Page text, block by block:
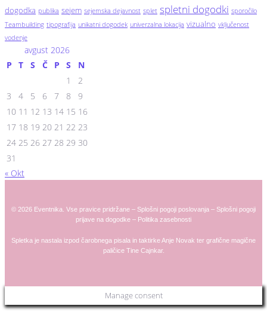
dogodka publika sejem sejemska dejavnost splet spletni dogodki sporočilo
Teambuilding tipografija unikatni dogodek univerzalna lokacija vizualno vključenost
vodenje
avgust 2026
P
T S Č P S
N
1
2
3
4 5 6 7 8
9
10 11 12 13 14 15 16
17 18 19 20 21 22 23
24 25 26 27 28 29 30
31
« Okt
© 2026 Eventnika. Vse pravice pridržane – Splošni pogoji poslovanja – Splošni pogoji
prijave na dogodke – Politika zasebnosti
Spletka je nastala izpod čarobnega pisala in taktirkeAnje Novak ter grafične magične
paličice Tine Cajnkar.
Manage consent